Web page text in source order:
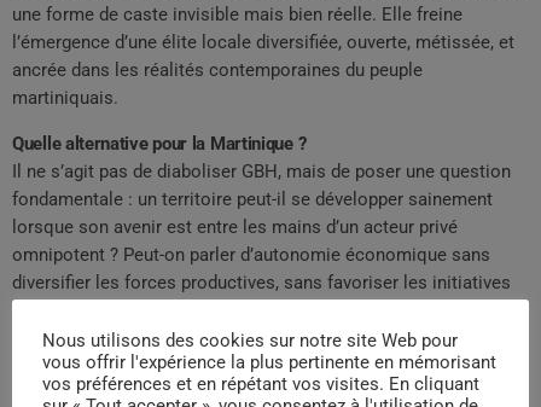
une forme de caste invisible mais bien réelle. Elle freine
l’émergence d’une élite locale diversifiée, ouverte, métissée, et
ancrée dans les réalités contemporaines du peuple
martiniquais.
Quelle alternative pour la Martinique ?
Il ne s’agit pas de diaboliser GBH, mais de poser une question
fondamentale : un territoire peut-il se développer sainement
lorsque son avenir est entre les mains d’un acteur privé
omnipotent ? Peut-on parler d’autonomie économique sans
diversifier les forces productives, sans favoriser les initiatives
d’approvisionnement, de formation et d’emploi ?
La Martinique a besoin d’un nouveau récit : un récit où les
Nous utilisons des cookies sur notre site Web pour
vous offrir l'expérience la plus pertinente en mémorisant
vos préférences et en répétant vos visites. En cliquant